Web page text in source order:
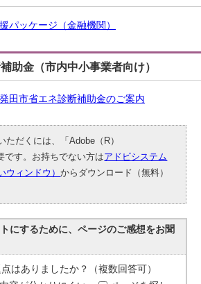
パッケージ（金融機関）
助金（市内中小事業者向け）
田市省エネ診断補助金のご案内
ただくには、「Adobe（R）
です。お持ちでない方はアドビシステム
ウィンドウ）からダウンロード（無料）
にするために、ページのご感想をお聞
はありましたか？（複数回答可）